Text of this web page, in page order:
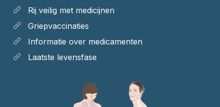
Rij veilig met medicijnen
Griepvaccinaties
Informatie over medicamenten
Laatste levensfase